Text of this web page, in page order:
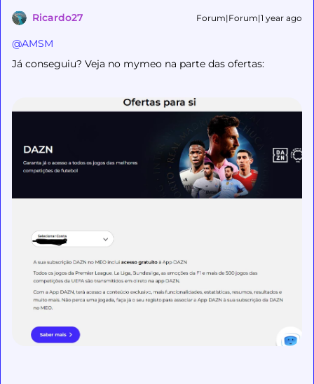
Ricardo27 Forum|Forum|1 year ago
@AMSM
Já conseguiu? Veja no mymeo na parte das ofertas: